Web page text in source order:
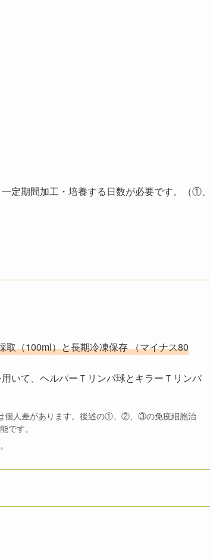
定期間加工・培養する日数が必要です。（①、
取（100ml）と長期冷凍保存 （マイナス80
いて、ヘルパーＴリンパ球とキラーＴリンパ
個人差があります。後述の①、②、③の免疫細胞治
す。